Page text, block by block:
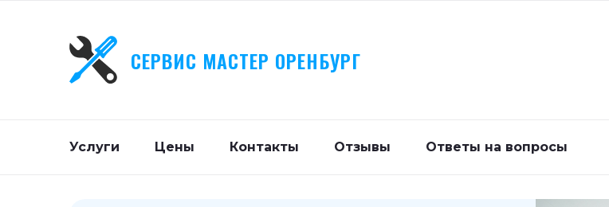
СЕРВИС МАСТЕР ОРЕНБУРГ
Услуги Цены Контакты Отзывы Ответы на вопросы